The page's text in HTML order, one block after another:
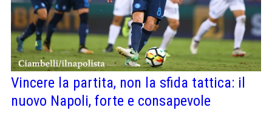
Vincere la partita, non la sfida tattica: il
nuovo Napoli, forte e consapevole